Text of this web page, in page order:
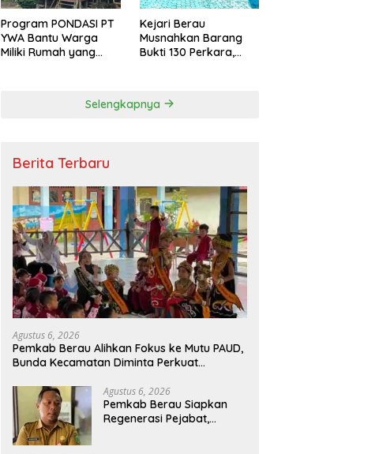
Program PONDASI PT
YWA Bantu Warga
Miliki Rumah yang
Kejari Berau
Musnahkan Barang
Bukti 130 Perkara,
Selengkapnya
Berita Terbaru
Agustus 6, 2026
Pemkab Berau Alihkan Fokus ke Mutu PAUD,
Bunda Kecamatan Diminta Perkuat
Agustus 6, 2026
Pemkab Berau Siapkan
Regenerasi Pejabat,